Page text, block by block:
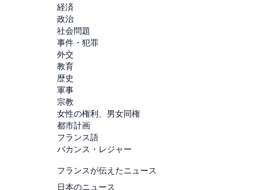
経済
政治
社会問題
事件・犯罪
外交
教育
歴史
軍事
宗教
女性の権利、男女同権
都市計画
フランス語
バカンス・レジャー
フランスが伝えたニュース
日本のニュース